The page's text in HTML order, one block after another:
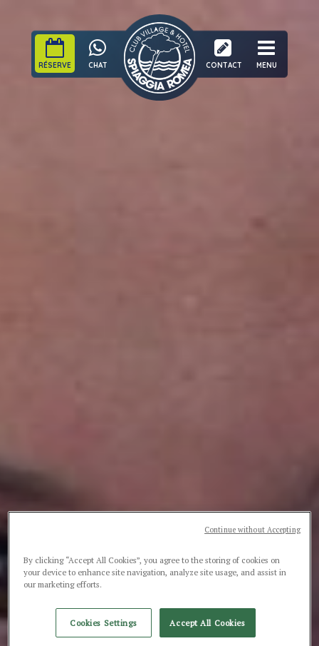
RÉSERVE CHAT CONTACT MENU
By clicking “Accept All Cookies”, you agree to the storing of cookies on
your device to enhance site navigation, analyze site usage, and assist in
our marketing efforts.
Cookies Settings Accept All Cookies
Continue without Accepting